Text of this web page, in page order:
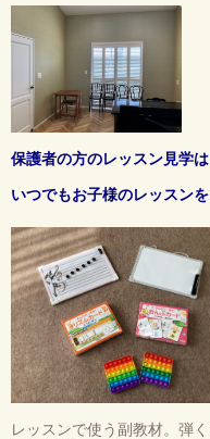
保護者の方のレッスン見学は
いつでもお子様のレッスンを
レッスンで使う副教材。弾